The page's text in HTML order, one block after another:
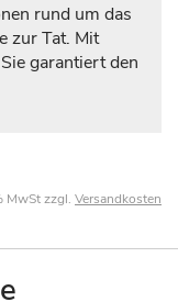
rund um das
zur Tat. Mit
garantiert den
MwSt zzgl. Versandkosten